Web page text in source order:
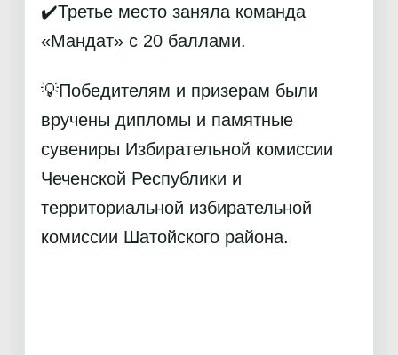
✔️Третье место заняла команда
«Мандат» с 20 баллами.
💡Победителям и призерам были
вручены дипломы и памятные
сувениры Избирательной комиссии
Чеченской Республики и
территориальной избирательной
комиссии Шатойского района.